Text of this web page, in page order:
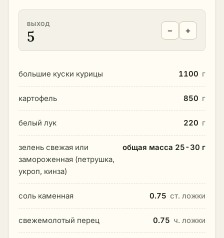
ВЫХОД
5 − +
большие куски курицы 1100 г
картофель 850 г
белый лук 220 г
зелень свежая или
замороженная (петрушка,
укроп, кинза)
общая масса 25-30 г
соль каменная 0.75 ст. ложки
свежемолотый перец 0.75 ч. ложки